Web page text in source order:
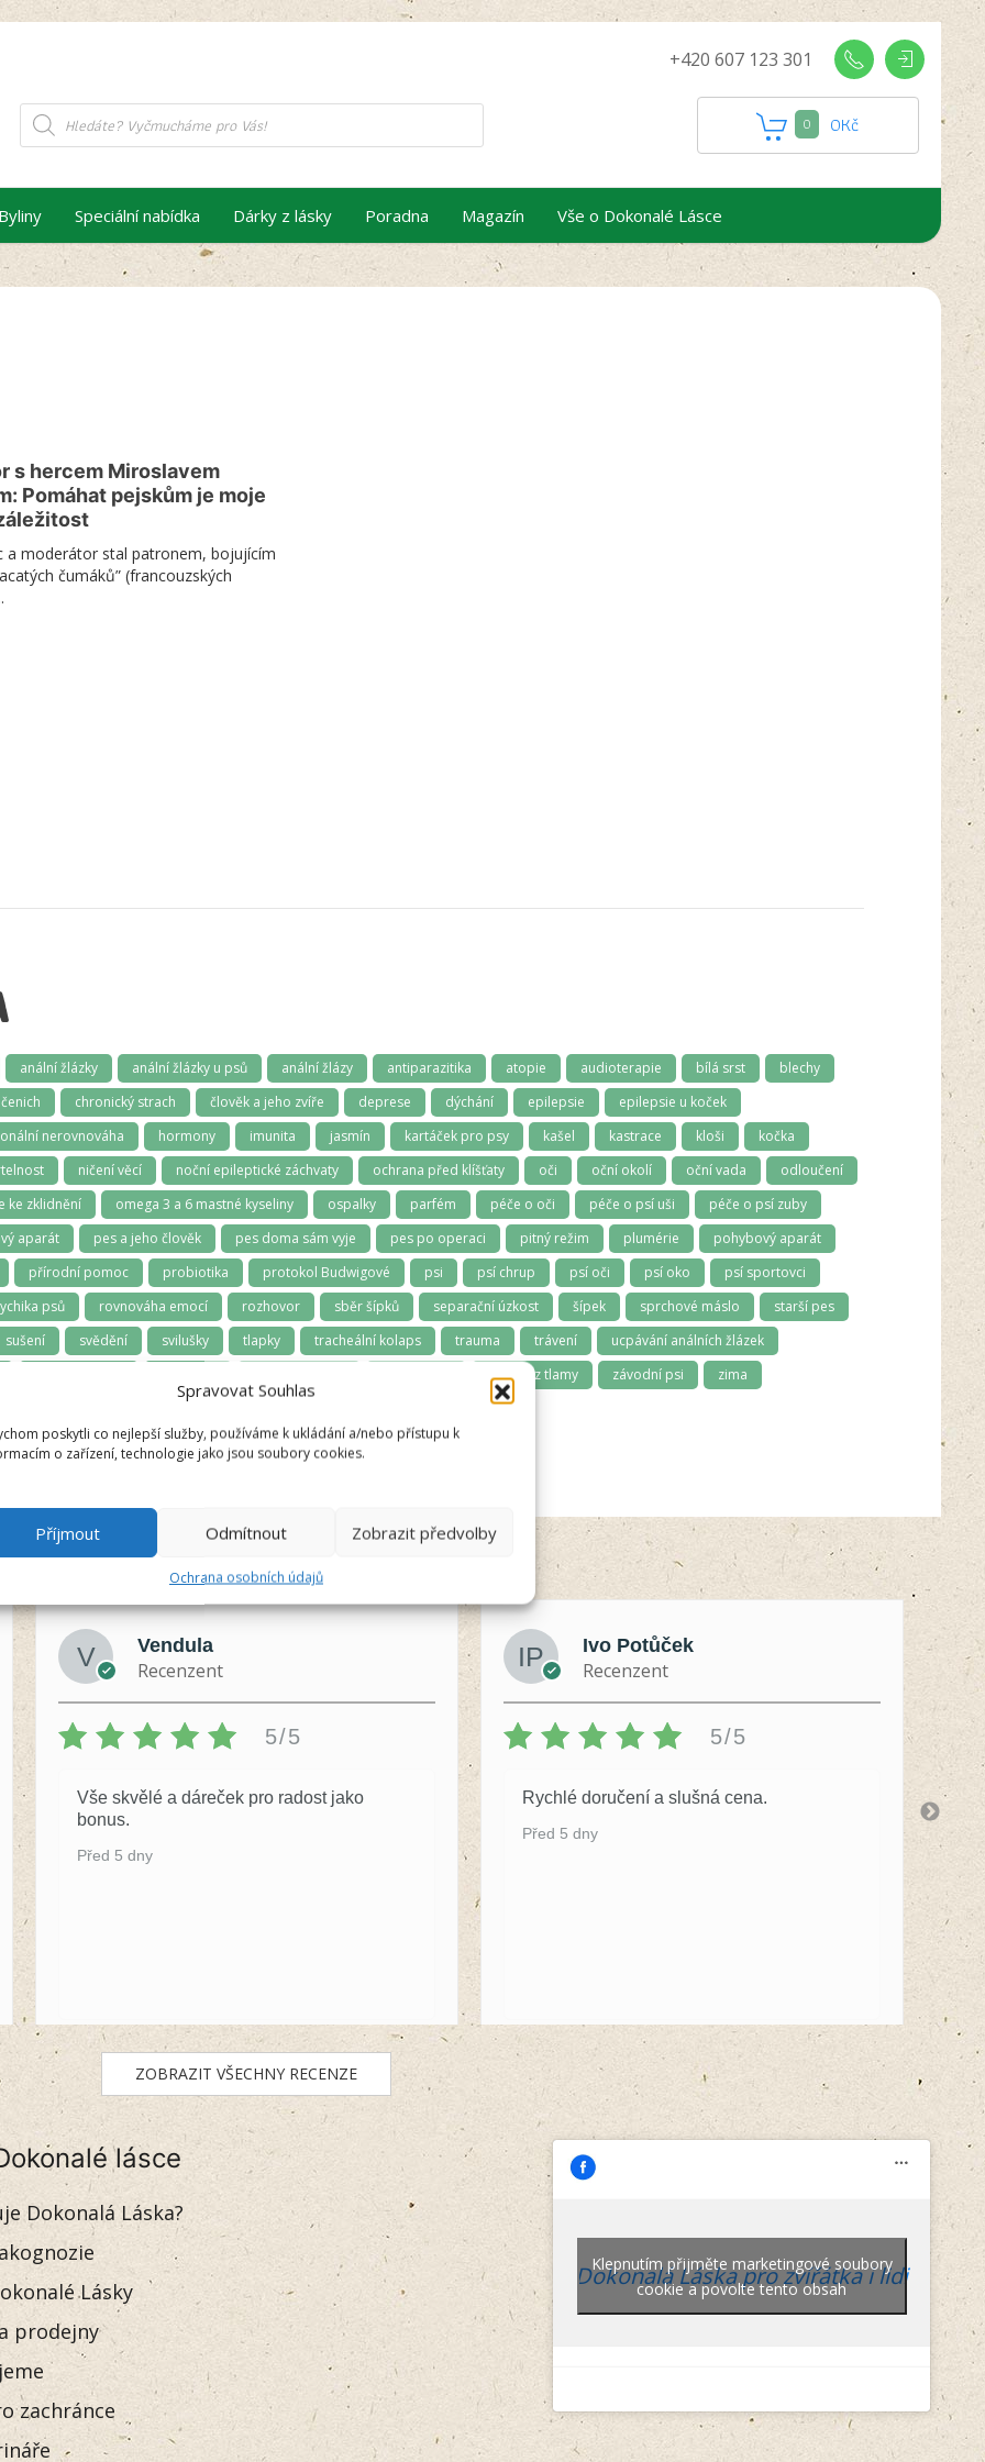
Spravovat Souhlas
poskytli co nejlepší služby, používáme k ukládání a/nebo přístupu k
o zařízení, technologie jako jsou soubory cookies.
Příjmout Odmítnout Zobrazit předvolby
Ochrana osobních údajů
+420 607 123 301
Products
search 0 0Kč
Byliny Speciální nabídka Dárky z lásky Poradna Magazín Vše o Dokonalé Lásce
s hercem Miroslavem
Pomáhat pejskům je moje
a moderátor stal patronem, bojujícím
čumáků” (francouzských
anální žlázky anální žlázky u psů anální žlázy antiparazitika atopie audioterapie bílá srst
blechy
čenich chronický strach člověk a jeho zvíře deprese dýchání epilepsie
epilepsie u koček
nerovnováha hormony imunita jasmín kartáček pro psy kašel kastrace kloši
kočka
ničení věcí noční epileptické záchvaty ochrana před klíšťaty oči oční okolí oční vada
odloučení
ke zklidnění omega 3 a 6 mastné kyseliny ospalky parfém péče o oči péče o psí uši
péče o psí zuby
aparát pes a jeho člověk pes doma sám vyje pes po operaci pitný režim plumérie
pohybový aparát
přírodní pomoc probiotika protokol Budwigové psi psí chrup psí oči psí oko
psí sportovci
psů rovnováha emocí rozhovor sběr šípků separační úzkost šípek sprchové máslo
starší pes
sušení svědění svilušky tlapky tracheální kolaps trauma trávení
ucpávání análních žlázek
zápach z tlamy závodní psi
zima
Vendula
Recenzent
5/5
Vše skvělé a dáreček pro radost jako
bonus.
Před 5 dny
Ivo Potůček
Recenzent
5/5
Rychlé doručení a slušná cena.
Před 5 dny
ZOBRAZIT VŠECHNY RECENZE
lásce
Dokonalá Láska?
Lásky
prodejny
zachránce
Dokonalá Láska pro zvířátka i lidi
Klepnutím přijměte marketingové soubory
cookie a povolte tento obsah